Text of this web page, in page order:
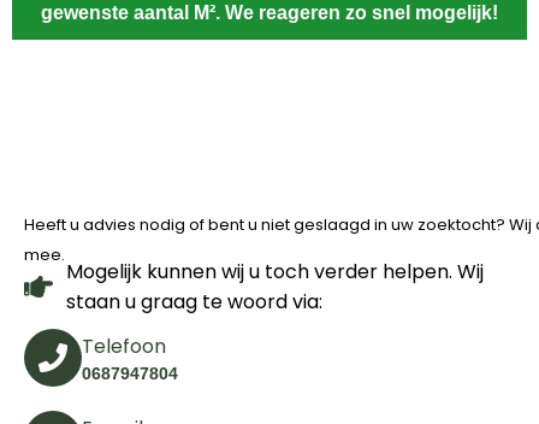
gewenste aantal M². We reageren zo snel mogelijk!
Heeft u advies nodig of bent u niet geslaagd in uw zoektocht?
mee.
Mogelijk kunnen wij u toch verder helpen. Wij
staan u graag te woord via:
Telefoon
0687947804